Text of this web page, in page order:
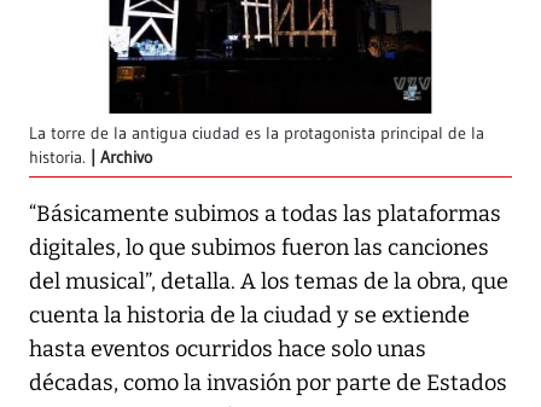
La torre de la antigua ciudad es la protagonista principal de la
historia.
Archivo
“Básicamente subimos a todas las plataformas
digitales, lo que subimos fueron las canciones
del musical”, detalla. A los temas de la obra, que
cuenta la historia de la ciudad y se extiende
hasta eventos ocurridos hace solo unas
décadas, como la invasión por parte de Estados